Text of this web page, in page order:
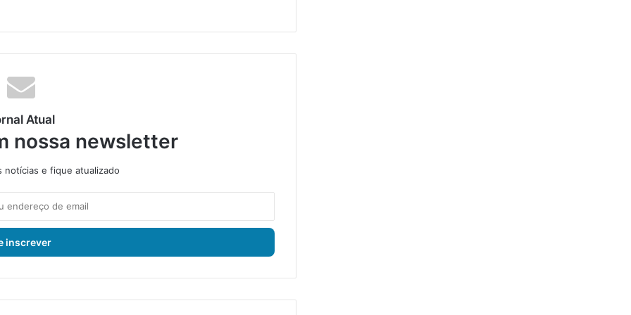
Atual
nossa newsletter
notícias e fique atualizado